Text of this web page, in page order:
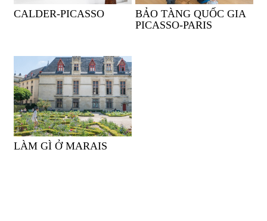
CALDER-PICASSO
BẢO TÀNG QUỐC GIA
PICASSO-PARIS
LÀM GÌ Ở MARAIS